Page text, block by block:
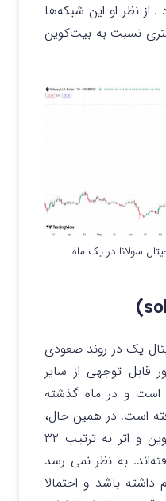
از نظر او این شبکه‌ها
نسبت به بیت‌کوین
یک در روند صعودی
قابل توجهی از سایر
است و در ماه گذشته
یافته است. در همین حال،
در بازه زمانی مشابه بیت کوین و اتر به ترتیب ۳۲
یافته‌اند. به نظر نمی رسد
باشد و احتمالا